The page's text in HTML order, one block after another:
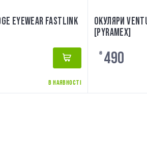
EYEWEAR FASTLINK
В НАЯВНОСТІ
ОКУЛЯРИ
[PYRAMEX]
₴ 490